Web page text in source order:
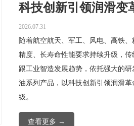
科技创新引领润滑变
2026.07.31
随着航空航天、军工、风电、高铁
精度、长寿命性能要求持续升级，
跟工业智造发展趋势，依托强大的
油系列产品，以科技创新引领润滑
级。
查看更多 →